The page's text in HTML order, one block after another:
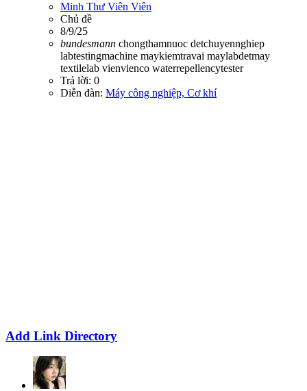
Minh Thư Viên Viên
Chủ đề
8/9/25
bundesmann chongthamnuoc detchuyennghiep
labtestingmachine maykiemtravai maylabdetmay
textilelab vienvienco waterrepellencytester
Trả lời: 0
Diễn đàn: Máy công nghiệp, Cơ khí
Add Link Directory